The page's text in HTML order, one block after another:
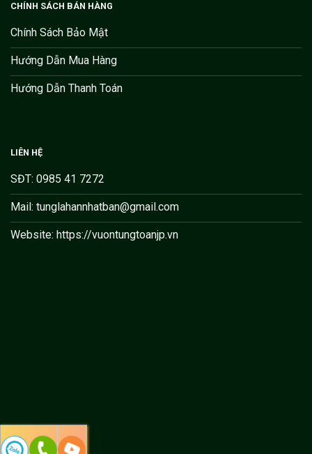
CHÍNH SÁCH BÁN HÀNG
Chính Sách Bảo Mật
Hướng Dẫn Mua Hàng
Hướng Dẫn Thanh Toán
LIÊN HỆ
SĐT: 0985 41 7272
Mail: tunglahannhatban@gmail.com
Website: https://vuontungtoanjp.vn